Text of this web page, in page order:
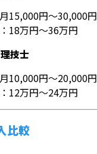
15,000円～30,000円
18万円～36万円
技士
10,000円～20,000円
12万円～24万円
比較